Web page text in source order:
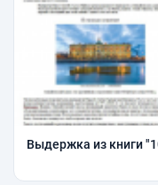
Выдержка из книги